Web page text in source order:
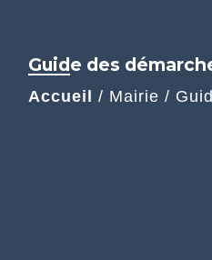
Guide des
Accueil / Mairie /